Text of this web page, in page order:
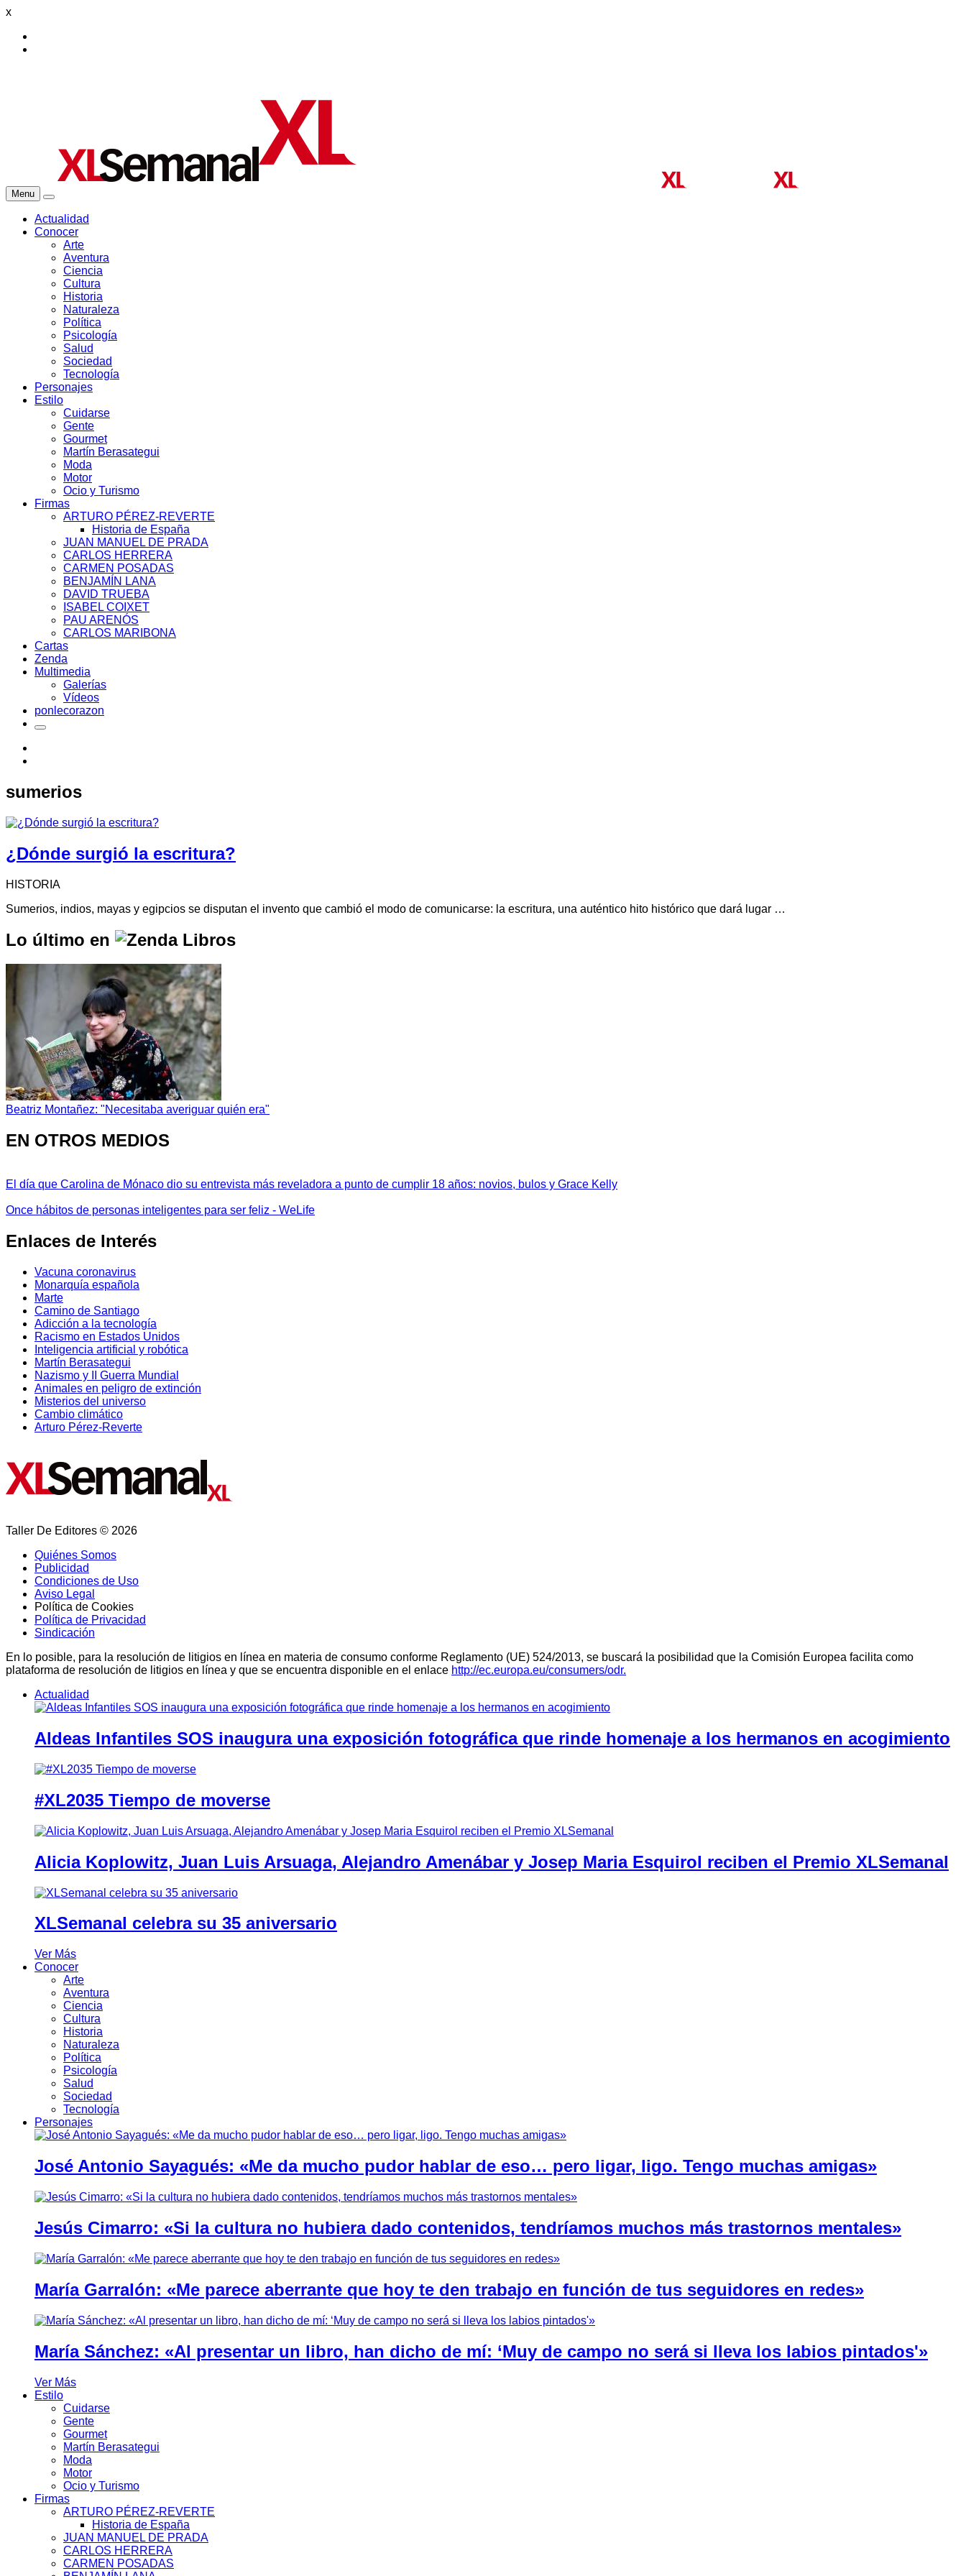
x
Menu
Actualidad
Conocer
Arte
Aventura
Ciencia
Cultura
Historia
Naturaleza
Política
Psicología
Salud
Sociedad
Tecnología
Personajes
Estilo
Cuidarse
Gente
Gourmet
Martín Berasategui
Moda
Motor
Ocio y Turismo
Firmas
ARTURO PÉREZ-REVERTE
Historia de España
JUAN MANUEL DE PRADA
CARLOS HERRERA
CARMEN POSADAS
BENJAMÍN LANA
DAVID TRUEBA
ISABEL COIXET
PAU ARENÓS
CARLOS MARIBONA
Cartas
Zenda
Multimedia
Galerías
Vídeos
ponlecorazon
sumerios
¿Dónde surgió la escritura?
HISTORIA
Sumerios, indios, mayas y egipcios se disputan el invento que cambió el modo de comunicarse: la escritura, una auténtico hito histórico que dará lugar …
Lo último en
Beatriz Montañez: "Necesitaba averiguar quién era"
EN OTROS MEDIOS
El día que Carolina de Mónaco dio su entrevista más reveladora a punto de cumplir 18 años: novios, bulos y Grace Kelly
Once hábitos de personas inteligentes para ser feliz - WeLife
Enlaces de Interés
Vacuna coronavirus
Monarquía española
Marte
Camino de Santiago
Adicción a la tecnología
Racismo en Estados Unidos
Inteligencia artificial y robótica
Martín Berasategui
Nazismo y II Guerra Mundial
Animales en peligro de extinción
Misterios del universo
Cambio climático
Arturo Pérez-Reverte
Taller De Editores © 2026
Quiénes Somos
Publicidad
Condiciones de Uso
Aviso Legal
Política de Cookies
Política de Privacidad
Sindicación
En lo posible, para la resolución de litigios en línea en materia de consumo conforme Reglamento (UE) 524/2013, se buscará la posibilidad que la Comisión Europea facilita como
plataforma de resolución de litigios en línea y que se encuentra disponible en el enlace http://ec.europa.eu/consumers/odr.
Actualidad
Aldeas Infantiles SOS inaugura una exposición fotográfica que rinde homenaje a los hermanos en acogimiento
#XL2035 Tiempo de moverse
Alicia Koplowitz, Juan Luis Arsuaga, Alejandro Amenábar y Josep Maria Esquirol reciben el Premio XLSemanal
XLSemanal celebra su 35 aniversario
Ver Más
Conocer
Arte
Aventura
Ciencia
Cultura
Historia
Naturaleza
Política
Psicología
Salud
Sociedad
Tecnología
Personajes
José Antonio Sayagués: «Me da mucho pudor hablar de eso… pero ligar, ligo. Tengo muchas amigas»
Jesús Cimarro: «Si la cultura no hubiera dado contenidos, tendríamos muchos más trastornos mentales»
María Garralón: «Me parece aberrante que hoy te den trabajo en función de tus seguidores en redes»
María Sánchez: «Al presentar un libro, han dicho de mí: ‘Muy de campo no será si lleva los labios pintados'»
Ver Más
Estilo
Cuidarse
Gente
Gourmet
Martín Berasategui
Moda
Motor
Ocio y Turismo
Firmas
ARTURO PÉREZ-REVERTE
Historia de España
JUAN MANUEL DE PRADA
CARLOS HERRERA
CARMEN POSADAS